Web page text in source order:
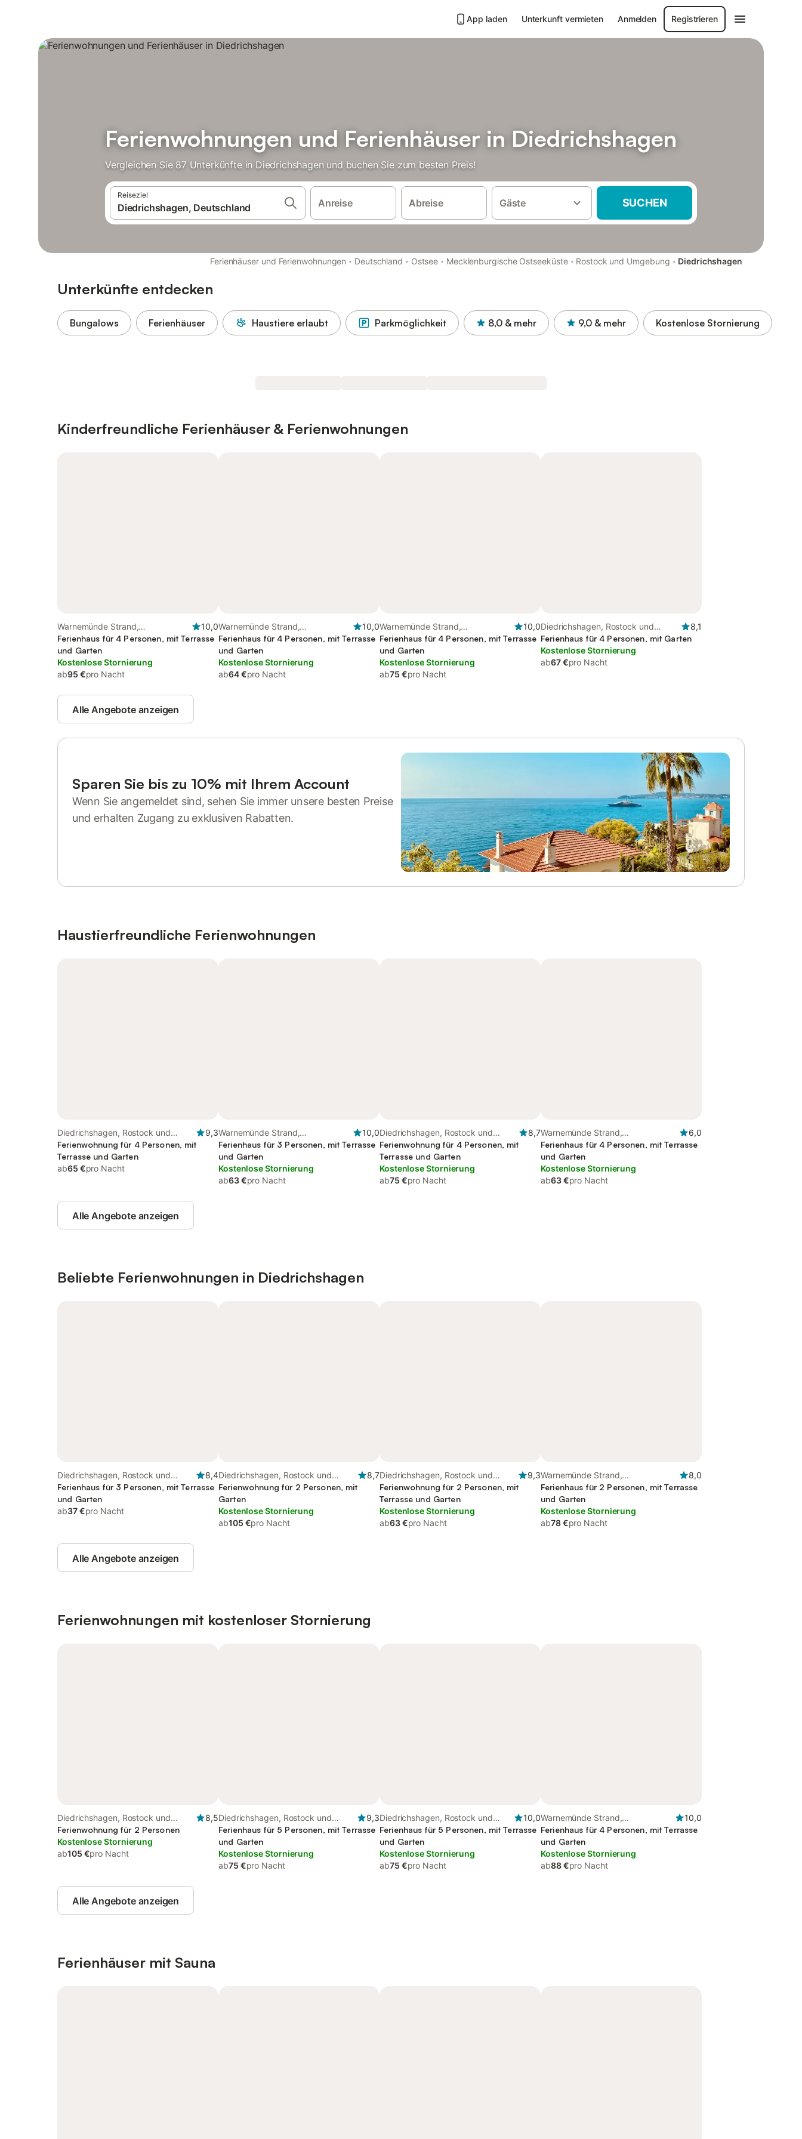
App laden Unterkunft vermieten Anmelden Registrieren
Ferienwohnungen und Ferienhäuser in Diedrichshagen
Vergleichen Sie 87 Unterkünfte in Diedrichshagen und buchen Sie zum besten Preis!
Reiseziel
Anreise Abreise Gäste SUCHEN
Ferienhäuser und Ferienwohnungen · Deutschland · Ostsee · Mecklenburgische Ostseeküste · Rostock und Umgebung · Diedrichshagen
Unterkünfte entdecken
Bungalows Ferienhäuser Haustiere erlaubt Parkmöglichkeit 8,0 & mehr 9,0 & mehr Kostenlose Stornierung
Kinderfreundliche Ferienhäuser & Ferienwohnungen
Warnemünde Strand,
Diedrichshagen
10,0
Ferienhaus für 4 Personen, mit Terrasse
und Garten
Kostenlose Stornierung
ab95 €pro Nacht
Warnemünde Strand,
Diedrichshagen
10,0
Ferienhaus für 4 Personen, mit Terrasse
und Garten
Kostenlose Stornierung
ab64 €pro Nacht
Warnemünde Strand,
Diedrichshagen
10,0
Ferienhaus für 4 Personen, mit Terrasse
und Garten
Kostenlose Stornierung
ab75 €pro Nacht
Diedrichshagen, Rostock und
Umgebung
8,1
Ferienhaus für 4 Personen, mit Garten
Kostenlose Stornierung
ab67 €pro Nacht
Alle Angebote anzeigen
Sparen Sie bis zu 10% mit Ihrem Account
Wenn Sie angemeldet sind, sehen Sie immer unsere besten Preise
und erhalten Zugang zu exklusiven Rabatten.
Haustierfreundliche Ferienwohnungen
Diedrichshagen, Rostock und
Umgebung
9,3
Ferienwohnung für 4 Personen, mit
Terrasse und Garten
ab65 €pro Nacht
Warnemünde Strand,
Diedrichshagen
10,0
Ferienhaus für 3 Personen, mit Terrasse
und Garten
Kostenlose Stornierung
ab63 €pro Nacht
Diedrichshagen, Rostock und
Umgebung
8,7
Ferienwohnung für 4 Personen, mit
Terrasse und Garten
Kostenlose Stornierung
ab75 €pro Nacht
Warnemünde Strand,
Diedrichshagen
6,0
Ferienhaus für 4 Personen, mit Terrasse
und Garten
Kostenlose Stornierung
ab63 €pro Nacht
Alle Angebote anzeigen
Beliebte Ferienwohnungen in Diedrichshagen
Diedrichshagen, Rostock und
Umgebung
8,4
Ferienhaus für 3 Personen, mit Terrasse
und Garten
ab37 €pro Nacht
Diedrichshagen, Rostock und
Umgebung
8,7
Ferienwohnung für 2 Personen, mit
Garten
Kostenlose Stornierung
ab105 €pro Nacht
Diedrichshagen, Rostock und
Umgebung
9,3
Ferienwohnung für 2 Personen, mit
Terrasse und Garten
Kostenlose Stornierung
ab63 €pro Nacht
Warnemünde Strand,
Diedrichshagen
8,0
Ferienhaus für 2 Personen, mit Terrasse
und Garten
Kostenlose Stornierung
ab78 €pro Nacht
Alle Angebote anzeigen
Ferienwohnungen mit kostenloser Stornierung
Diedrichshagen, Rostock und
Umgebung
8,5
Ferienwohnung für 2 Personen
Kostenlose Stornierung
ab105 €pro Nacht
Diedrichshagen, Rostock und
Umgebung
9,3
Ferienhaus für 5 Personen, mit Terrasse
und Garten
Kostenlose Stornierung
ab75 €pro Nacht
Diedrichshagen, Rostock und
Umgebung
10,0
Ferienhaus für 5 Personen, mit Terrasse
und Garten
Kostenlose Stornierung
ab75 €pro Nacht
Warnemünde Strand,
Diedrichshagen
10,0
Ferienhaus für 4 Personen, mit Terrasse
und Garten
Kostenlose Stornierung
ab88 €pro Nacht
Alle Angebote anzeigen
Ferienhäuser mit Sauna